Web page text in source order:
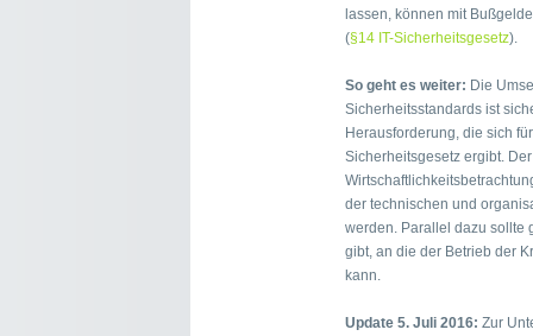
lassen, können mit
(§14 IT-Sicherheitsgesetz).
So geht es weiter: Die
Sicherheitsstandards ist
Herausforderung, die sich
Sicherheitsgesetz ergibt.
der technischen und
werden. Parallel dazu sollte
gibt, an die der Betrieb der
kann.
Update 5. Juli 2016: Zur